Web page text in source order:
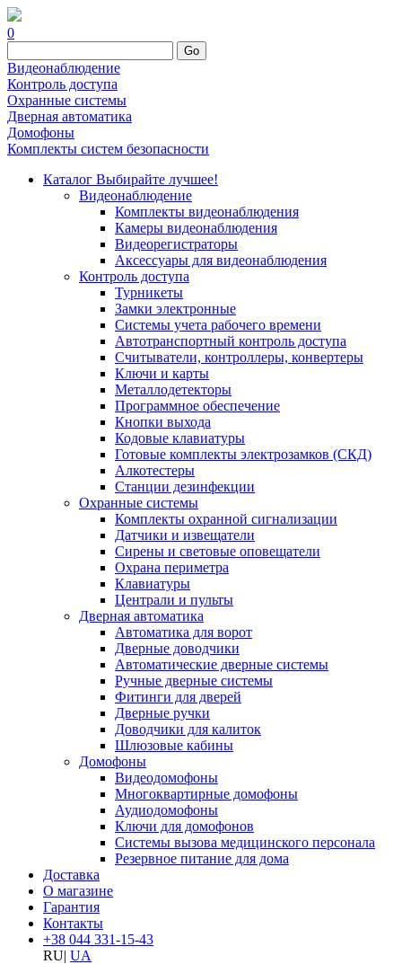
0
Go
Видеонаблюдение
Контроль доступа
Охранные системы
Дверная автоматика
Домофоны
Комплекты систем безопасности
Каталог Выбирайте лучшее!
Видеонаблюдение
Комплекты видеонаблюдения
Камеры видеонаблюдения
Видеорегистраторы
Аксессуары для видеонаблюдения
Контроль доступа
Турникеты
Замки электронные
Системы учета рабочего времени
Автотранспортный контроль доступа
Считыватели, контроллеры, конвертеры
Ключи и карты
Металлодетекторы
Программное обеспечение
Кнопки выхода
Кодовые клавиатуры
Готовые комплекты электрозамков (СКД)
Алкотестеры
Станции дезинфекции
Охранные системы
Комплекты охранной сигнализации
Датчики и извещатели
Сирены и световые оповещатели
Охрана периметра
Клавиатуры
Централи и пульты
Дверная автоматика
Автоматика для ворот
Дверные доводчики
Автоматические дверные системы
Ручные дверные системы
Фитинги для дверей
Дверные ручки
Доводчики для калиток
Шлюзовые кабины
Домофоны
Видеодомофоны
Многоквартирные домофоны
Аудиодомофоны
Ключи для домофонов
Системы вызова медицинского персонала
Резервное питание для дома
Доставка
О магазине
Гарантия
Контакты
+38 044 331-15-43
RU| UA